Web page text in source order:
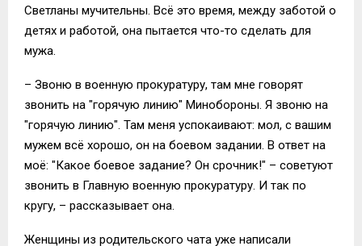
Светланы мучительны. Всё это время, между заботой о
детях и работой, она пытается что-то сделать для
мужа.
– Звоню в военную прокуратуру, там мне говорят
звонить на "горячую линию" Минобороны. Я звоню на
"горячую линию". Там меня успокаивают: мол, с вашим
мужем всё хорошо, он на боевом задании. В ответ на
моё: "Какое боевое задание? Он срочник!" – советуют
звонить в Главную военную прокуратуру. И так по
кругу, – рассказывает она.
Женщины из родительского чата уже написали